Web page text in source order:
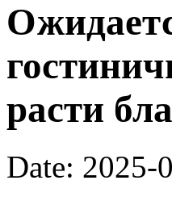
расти
Date: 2025-